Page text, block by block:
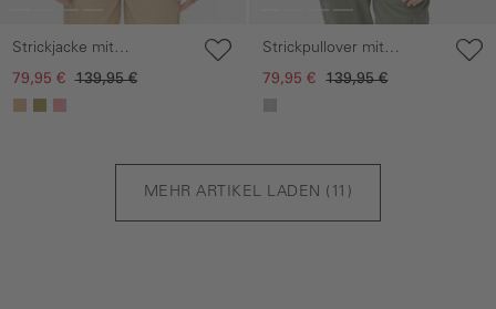
Strickjacke mit
Raglanärmeln und
79,95 € 139,95 €
Strickpullover mit
Stehkragen
79,95 € 139,95 €
MEHR ARTIKEL LADEN ( 11 )